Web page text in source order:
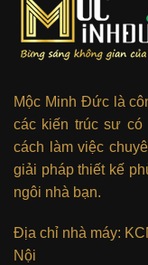
Mộc Minh Đức là
các kiến trúc sư có
cách làm việc
giải pháp thiết kế
ngôi nhà bạn.
Địa chỉ nhà máy:
Nội